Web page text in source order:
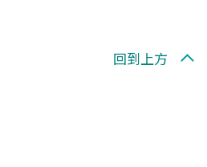
回到上方